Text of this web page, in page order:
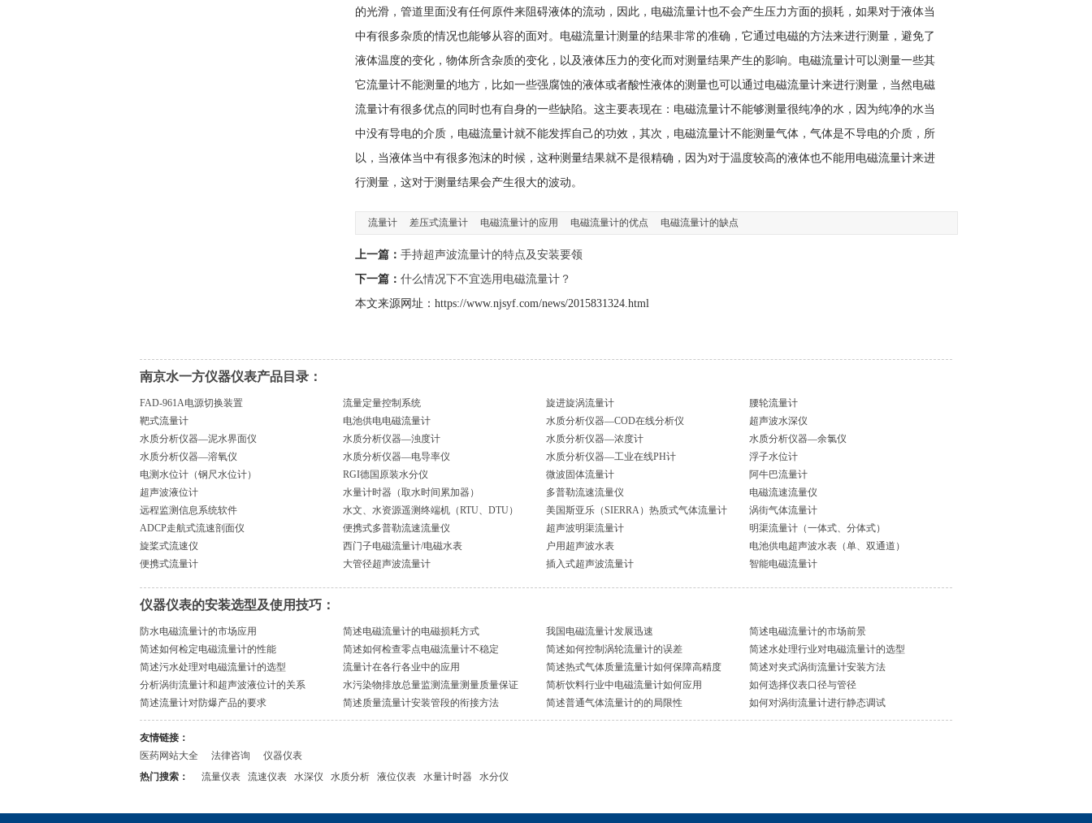
的光滑，管道里面没有任何原件来阻碍液体的流动，因此，电磁流量计也不会产生压力方面的损耗，如果对于液体当
中有很多杂质的情况也能够从容的面对。电磁流量计测量的结果非常的准确，它通过电磁的方法来进行测量，避免了
液体温度的变化，物体所含杂质的变化，以及液体压力的变化而对测量结果产生的影响。电磁流量计可以测量一些其
它流量计不能测量的地方，比如一些强腐蚀的液体或者酸性液体的测量也可以通过电磁流量计来进行测量，当然电磁
流量计有很多优点的同时也有自身的一些缺陷。这主要表现在：电磁流量计不能够测量很纯净的水，因为纯净的水当
中没有导电的介质，电磁流量计就不能发挥自己的功效，其次，电磁流量计不能测量气体，气体是不导电的介质，所
以，当液体当中有很多泡沫的时候，这种测量结果就不是很精确，因为对于温度较高的液体也不能用电磁流量计来进
行测量，这对于测量结果会产生很大的波动。
流量计 差压式流量计 电磁流量计的应用 电磁流量计的优点 电磁流量计的缺点
上一篇： 手持超声波流量计的特点及安装要领
下一篇： 什么情况下不宜选用电磁流量计？
本文来源网址：https://www.njsyf.com/news/2015831324.html
南京水一方仪器仪表产品目录：
FAD-961A电源切换装置 流量定量控制系统 旋进旋涡流量计
腰轮流量计
靶式流量计
电池供电电磁流量计 水质分析仪器—COD在线分析仪
超声波水深仪
水质分析仪器—泥水界面仪
水质分析仪器—浊度计 水质分析仪器—浓度计
水质分析仪器—余氯仪
水质分析仪器—溶氧仪
水质分析仪器—电导率仪 水质分析仪器—工业在线PH计
浮子水位计
电测水位计（钢尺水位计）
RGI德国原装水分仪 微波固体流量计
阿牛巴流量计
超声波液位计
水量计时器（取水时间累加器） 多普勒流速流量仪
电磁流速流量仪
远程监测信息系统软件
水文、水资源遥测终端机（RTU、DTU） 美国斯亚乐（SIERRA）热质式气体流量计
涡街气体流量计
ADCP走航式流速剖面仪
便携式多普勒流速流量仪 超声波明渠流量计
明渠流量计（一体式、分体式）
旋桨式流速仪
西门子电磁流量计/电磁水表 户用超声波水表
电池供电超声波水表（单、双通道）
便携式流量计
大管径超声波流量计 插入式超声波流量计 智能电磁流量计
仪器仪表的安装选型及使用技巧：
防水电磁流量计的市场应用 简述电磁流量计的电磁损耗方式 我国电磁流量计发展迅速
简述电磁流量计的市场前景
简述如何检定电磁流量计的性能
简述如何检查零点电磁流量计不稳定 简述如何控制涡轮流量计的误差
简述水处理行业对电磁流量计的选型
简述污水处理对电磁流量计的选型
流量计在各行各业中的应用 简述热式气体质量流量计如何保障高精度
简述对夹式涡街流量计安装方法
分析涡街流量计和超声波液位计的关系
水污染物排放总量监测流量测量质量保证 简析饮料行业中电磁流量计如何应用
如何选择仪表口径与管径
简述流量计对防爆产品的要求
简述质量流量计安装管段的衔接方法 简述普通气体流量计的的局限性 如何对涡街流量计进行静态调试
友情链接：
医药网站大全
法律咨询
仪器仪表
热门搜索：
流量仪表 流速仪表 水深仪 水质分析 液位仪表 水量计时器 水分仪